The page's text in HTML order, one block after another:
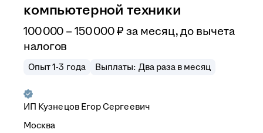
компьютерной техники
100 000 –150 000₽ за месяц,до вычета
налогов
Опыт 1-3 года Выплаты: Два раза в месяц
ИП Кузнецов Егор Сергеевич
Москва